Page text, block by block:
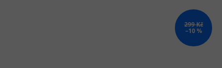
299 Kč
–10 %